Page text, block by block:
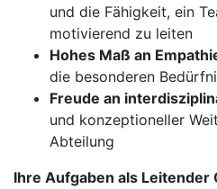
und die Fähigkeit, ein
motivierend zu leiten
Hohes Maß an
die besonderen
Freude an
und konzeptioneller
Abteilung
Ihre Aufgaben als